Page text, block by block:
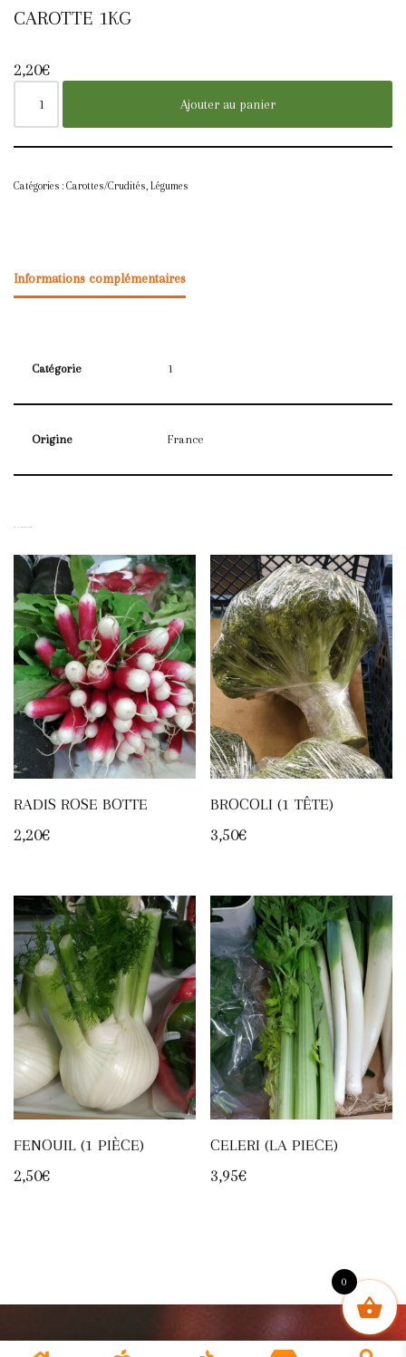
CAROTTE 1KG
2,20€
Ajouter au panier
Catégories : Carottes/Crudités, Légumes
Informations complémentaires
Catégorie 1
Origine France
RADIS ROSE BOTTE
2,20€
BROCOLI (1 TÊTE)
3,50€
FENOUIL (1 PIÈCE)
2,50€
CELERI (LA PIECE)
3,95€
0